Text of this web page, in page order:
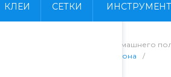
.
КЛЕИ СЕТКИ
для профессионального и домашнего
состав для укрепления бетона
/